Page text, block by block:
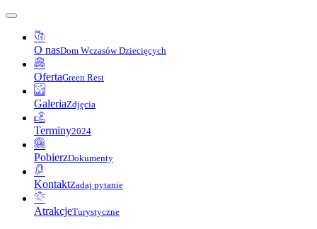
O nasDom Wczasów Dziecięcych
OfertaGreen Rest
GaleriaZdjęcia
Terminy2024
PobierzDokumenty
KontaktZadaj pytanie
AtrakcjeTurystyczne